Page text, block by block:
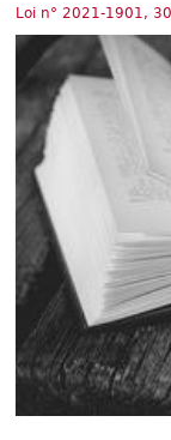
IT
Loi n° 2021-1901,